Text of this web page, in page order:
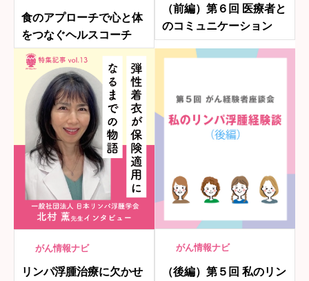
食のアプローチで心と体
をつなぐヘルスコーチ
（前編）第６回 医療者と
のコミュニケーション
がん情報ナビ
リンパ浮腫治療に欠かせ
がん情報ナビ
（後編）第５回 私のリン